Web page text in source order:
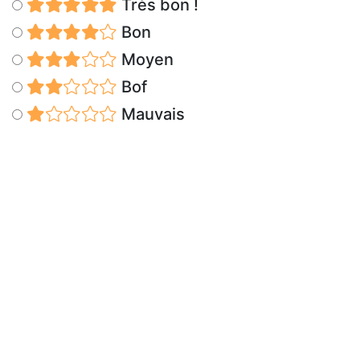
Très bon !
Bon
Moyen
Bof
Mauvais